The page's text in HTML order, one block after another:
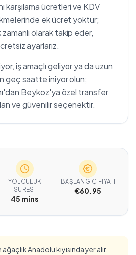
karşılama ücretleri ve KDV
ek ücret yoktur;
olarak takip eder,
ayarlarız.
iş amaçlı geliyor ya da uzun
geç saatte iniyor olun;
Beykoz'ya özel transfer
ve güvenilir seçenektir.
YOLCULUK
SÜRESI
45 mins
BAŞLANGIÇ FIYATI
€60.95
Anadolu kıyısında yer alır.